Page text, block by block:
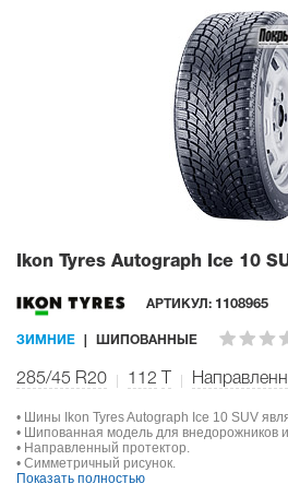
Ikon Tyres Autograph Ice 10
АРТИКУЛ: 1108965
ЗИМНИЕ ШИПОВАННЫЕ
285/45 R20 112
• Шины Ikon Tyres Autograph Ice 10 SUV
• Шипованная модель для внедорожников
• Направленный протектор.
• Симметричный рисунок.
Показать полностью